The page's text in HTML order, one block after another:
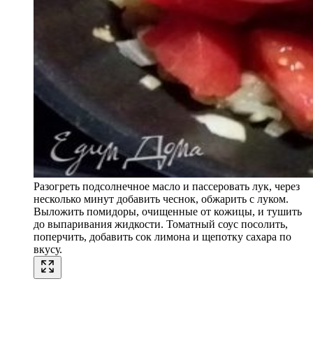
Разогреть подсолнечное масло и пассеровать лук, через
несколько минут добавить чеснок, обжарить с луком.
Выложить помидоры, очищенные от кожицы, и тушить
до выпаривания жидкости. Томатный соус посолить,
поперчить, добавить сок лимона и щепотку сахара по
вкусу.